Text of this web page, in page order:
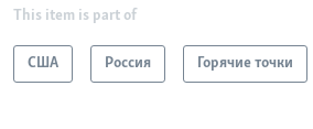
This item is part of
США Россия Горячие точки